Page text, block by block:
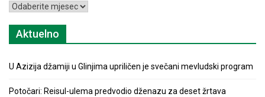
Arhiva
Aktuelno
U Azizija džamiji u Glinjima upriličen je svečani mevludski program
Potočari: Reisul-ulema predvodio dženazu za deset žrtava